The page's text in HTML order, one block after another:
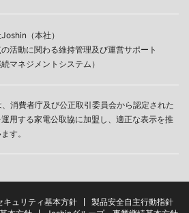
（本社）
活動に関わる維持管理及び運営サポート
続マネジメントシステム）
消費者庁及び公正取引委員会から認定された
用する家電公取協に加盟し、適正な表示を推
す。
キュリティ基本方針
製品安全自主行動指針